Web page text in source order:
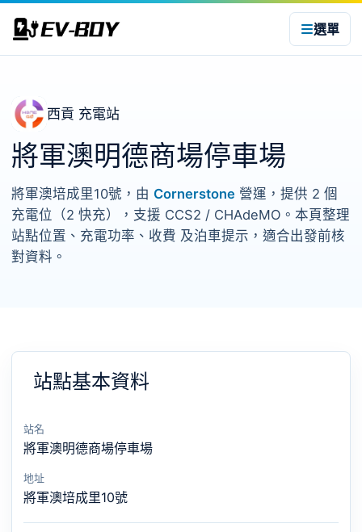
選單
西貢 充電站
將軍澳明德商場停車場
將軍澳培成里10號，由 Cornerstone 營運，提供 2 個
充電位（2 快充），支援 CCS2 / CHAdeMO。本頁整理
站點位置、充電功率、收費 及泊車提示，適合出發前核
對資料。
站點基本資料
站名
將軍澳明德商場停車場
地址
將軍澳培成里10號